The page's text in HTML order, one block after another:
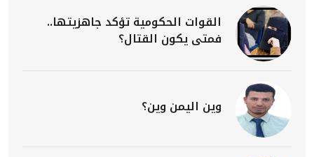
القوات الحكومية تؤكد جاهزيتها..
فمتى يكون القتال؟
وين اليمن وين؟